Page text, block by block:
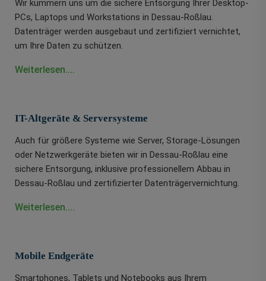
Wir kümmern uns um die sichere Entsorgung Ihrer Desktop-
PCs, Laptops und Workstations in Dessau-Roßlau.
Datenträger werden ausgebaut und zertifiziert vernichtet,
um Ihre Daten zu schützen.
Weiterlesen....
IT-Altgeräte & Serversysteme
Auch für größere Systeme wie Server, Storage-Lösungen
oder Netzwerkgeräte bieten wir in Dessau-Roßlau eine
sichere Entsorgung, inklusive professionellem Abbau in
Dessau-Roßlau und zertifizierter Datenträgervernichtung.
Weiterlesen....
Mobile Endgeräte
Smartphones, Tablets und Notebooks aus Ihrem